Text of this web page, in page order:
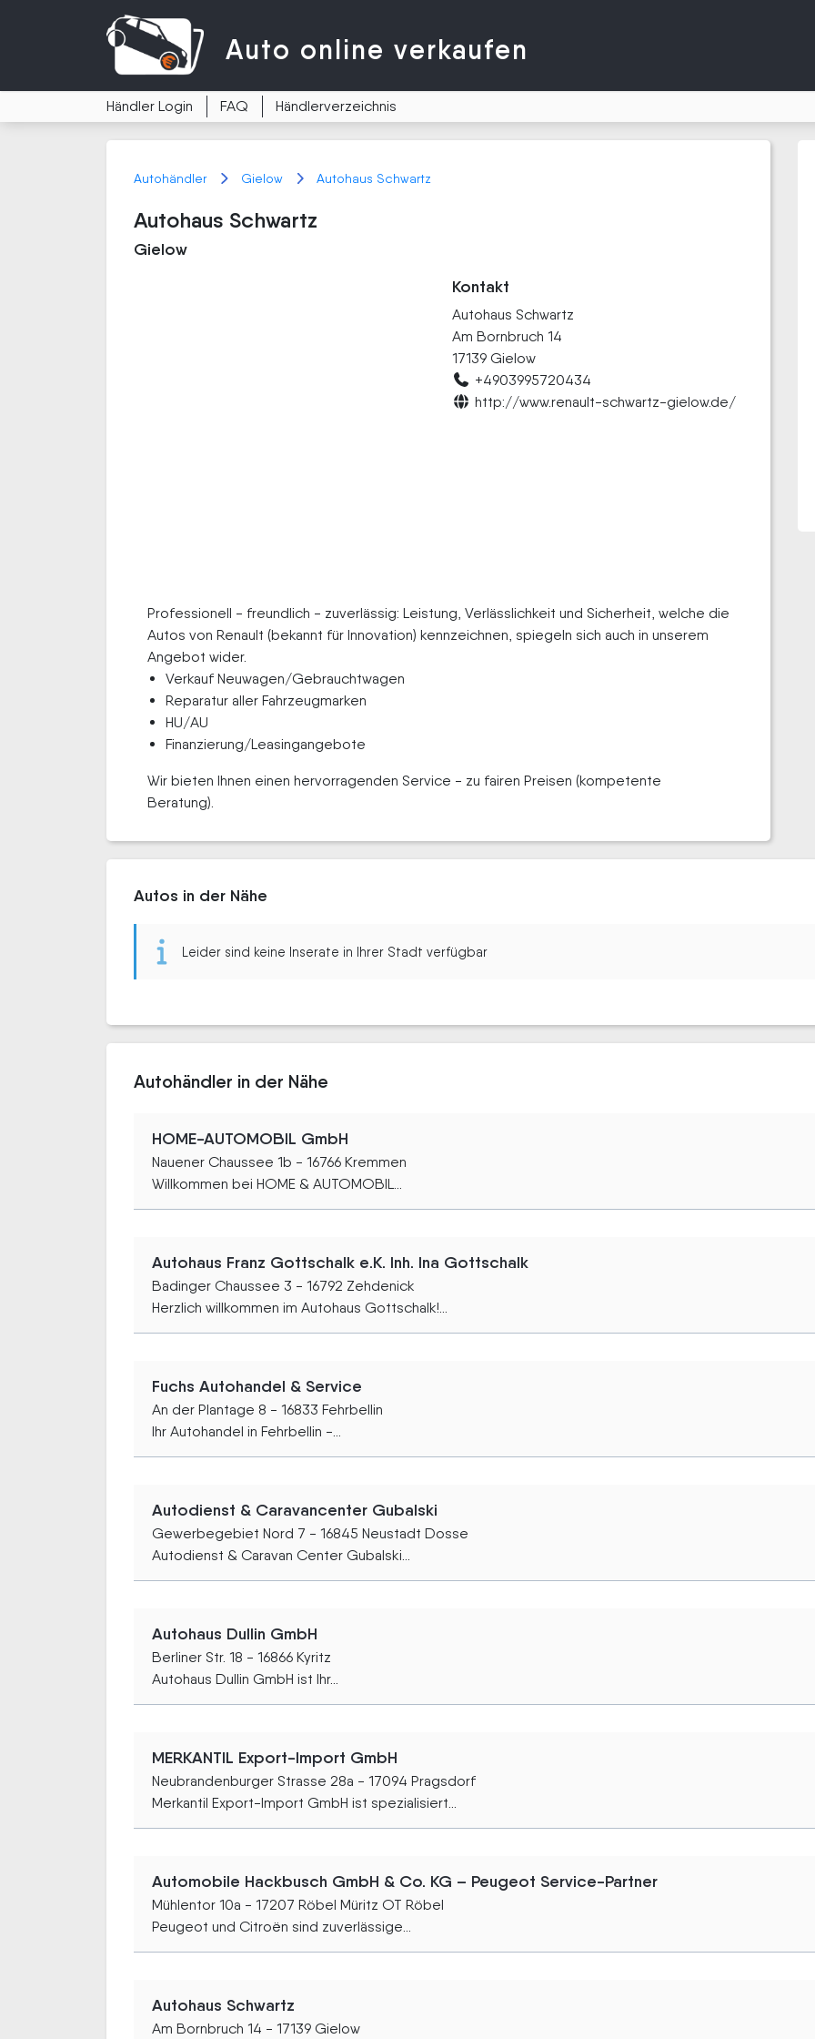
Auto online verkaufen
Händler Login FAQ Händlerverzeichnis
Autohändler Gielow Autohaus Schwartz
Autohaus Schwartz
Gielow
Kontakt
Autohaus Schwartz
Am Bornbruch 14
17139 Gielow
+4903995720434
http://www.renault-schwartz-gielow.de/
Professionell - freundlich - zuverlässig: Leistung, Verlässlichkeit und Sicherheit, welche die
Autos von Renault (bekannt für Innovation) kennzeichnen, spiegeln sich auch in unserem
Angebot wider.
Verkauf Neuwagen/Gebrauchtwagen
Reparatur aller Fahrzeugmarken
HU/AU
Finanzierung/Leasingangebote
Wir bieten Ihnen einen hervorragenden Service - zu fairen Preisen (kompetente
Beratung).
Autos in der Nähe
Leider sind keine Inserate in Ihrer Stadt verfügbar
Autohändler in der Nähe
HOME-AUTOMOBIL GmbH
Nauener Chaussee 1b - 16766 Kremmen
Willkommen bei HOME & AUTOMOBIL...
Autohaus Franz Gottschalk e.K. Inh. Ina Gottschalk
Badinger Chaussee 3 - 16792 Zehdenick
Herzlich willkommen im Autohaus Gottschalk!...
Fuchs Autohandel & Service
An der Plantage 8 - 16833 Fehrbellin
Ihr Autohandel in Fehrbellin -...
Autodienst & Caravancenter Gubalski
Gewerbegebiet Nord 7 - 16845 Neustadt Dosse
Autodienst & Caravan Center Gubalski...
Autohaus Dullin GmbH
Berliner Str. 18 - 16866 Kyritz
Autohaus Dullin GmbH ist Ihr...
MERKANTIL Export-Import GmbH
Neubrandenburger Strasse 28a - 17094 Pragsdorf
Merkantil Export-Import GmbH ist spezialisiert...
Automobile Hackbusch GmbH & Co. KG – Peugeot Service-Partner
Mühlentor 10a - 17207 Röbel Müritz OT Röbel
Peugeot und Citroën sind zuverlässige...
Autohaus Schwartz
Am Bornbruch 14 - 17139 Gielow